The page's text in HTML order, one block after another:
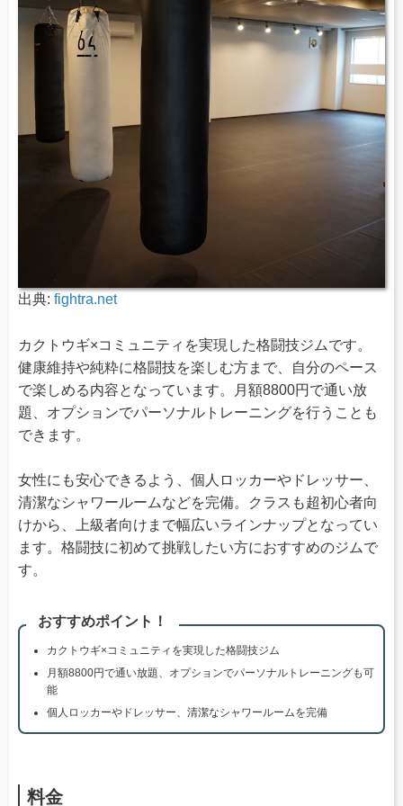
出典: fightra.net
カクトウギ×コミュニティを実現した格闘技ジムです。
健康維持や純粋に格闘技を楽しむ方まで、自分のペース
で楽しめる内容となっています。月額8800円で通い放
題、オプションでパーソナルトレーニングを行うことも
できます。
女性にも安心できるよう、個人ロッカーやドレッサー、
清潔なシャワールームなどを完備。クラスも超初心者向
けから、上級者向けまで幅広いラインナップとなってい
ます。格闘技に初めて挑戦したい方におすすめのジムで
す。
おすすめポイント！
カクトウギ×コミュニティを実現した格闘技ジム
月額8800円で通い放題、オプションでパーソナルトレーニングも可
能
個人ロッカーやドレッサー、清潔なシャワールームを完備
料金